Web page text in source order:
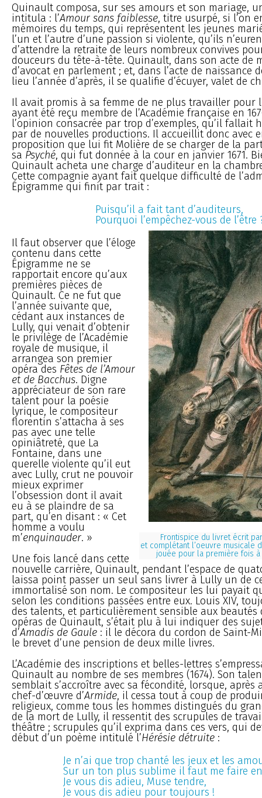
Quinault composa, sur ses amours et son mariage,
intitula : l’Amour sans faiblesse, titre usurpé, si l’on
mémoires du temps, qui représentent les jeunes
l’un et l’autre d’une passion si violente, qu’ils
d’attendre la retraite de leurs nombreux convives
douceurs du tête-à-tête. Quinault, dans son acte de
d’avocat en parlement ; et, dans l’acte de naissance
lieu l’année d’après, il se qualifie d’écuyer, valet de
Il avait promis à sa femme de ne plus travailler pour
ayant été reçu membre de l’Académie française en
l’opinion consacrée par trop d’exemples, qu’il fallait
par de nouvelles productions. Il accueillit donc avec
proposition que lui fit Molière de se charger de la
sa Psyché, qui fut donnée à la cour en janvier 1671.
Quinault acheta une charge d’auditeur en la
Cette compagnie ayant fait quelque difficulté de
Épigramme qui finit par trait :
Puisqu’il a fait tant d’auditeurs,
Pourquoi l’empêchez-vous de l’être
Frontispice du livret écrit
et complétant l’oeuvre musicale
jouée pour la première fois
Il faut observer que l’éloge
contenu dans cette
Épigramme ne se
rapportait encore qu’aux
premières pièces de
Quinault. Ce ne fut que
l’année suivante que,
cédant aux instances de
Lully, qui venait d’obtenir
le privilège de l’Académie
royale de musique, il
arrangea son premier
opéra des Fêtes de l’Amour
et de Bacchus. Digne
appréciateur de son rare
talent pour la poésie
lyrique, le compositeur
florentin s’attacha à ses
pas avec une telle
opiniâtreté, que La
Fontaine, dans une
querelle violente qu’il eut
avec Lully, crut ne pouvoir
mieux exprimer
l’obsession dont il avait
eu à se plaindre de sa
part, qu’en disant : « Cet
homme a voulu
m’enquinauder. »
Une fois lancé dans cette
nouvelle carrière, Quinault, pendant l’espace de
laissa point passer un seul sans livrer à Lully un de
immortalisé son nom. Le compositeur les lui payait
selon les conditions passées entre eux. Louis XIV,
des talents, et particulièrement sensible aux beautés
opéras de Quinault, s’était plu à lui indiquer des
d’Amadis de Gaule : il le décora du cordon de Saint-
le brevet d’une pension de deux mille livres.
L’Académie des inscriptions et belles-lettres
Quinault au nombre de ses membres (1674). Son
semblait s’accroître avec sa fécondité, lorsque, après
chef-d’œuvre d’Armide, il cessa tout à coup de
religieux, comme tous les hommes distingués du
de la mort de Lully, il ressentit des scrupules de
théâtre ; scrupules qu’il exprima dans ces vers, qui
début d’un poème intitulé l’Hérésie détruite :
Je n’ai que trop chanté les jeux et les
Sur un ton plus sublime il faut me faire
Je vous dis adieu, Muse tendre,
Je vous dis adieu pour toujours !